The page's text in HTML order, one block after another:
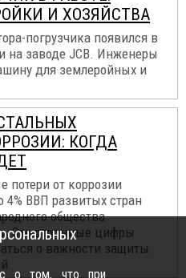
И ХОЗЯЙСТВА
погрузчика появился в
на заводе JCB. Инженеры
для землеройных и
КОГДА
потери от коррозии
4% ВВП развитых стран
общества
Это огромные цифры
о важности защиты
о том, что при